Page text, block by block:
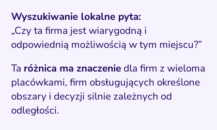
Wyszukiwanie lokalne pyta:
„Czy ta firma jest wiarygodną i
odpowiednią możliwością w tym miejscu?”
Ta różnica ma znaczeniedla firm z wieloma
placówkami, firm obsługujących określone
obszary i decyzji silnie zależnych od
odległości.